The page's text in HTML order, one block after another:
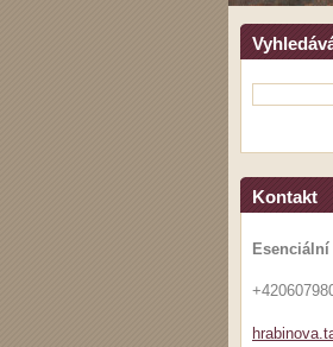
Kontakt
hrabinov